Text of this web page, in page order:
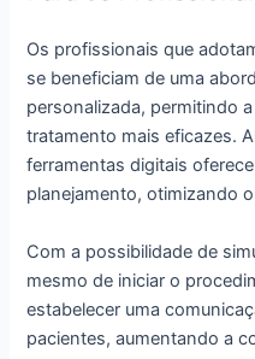
Os profissionais que
se beneficiam de uma
personalizada, permitindo
tratamento mais eficazes.
ferramentas digitais
planejamento, otimizando
Com a possibilidade de
mesmo de iniciar o
estabelecer uma
pacientes, aumentando a